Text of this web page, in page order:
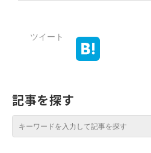
ツイート
記事を探す